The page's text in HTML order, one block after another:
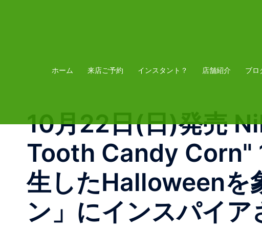
ホーム 来店ご予約 インスタント？ 店舗紹介 ブロ
10月22日(日)発売
Tooth Candy Corn"
生したHalloweenを
ン」にインスパイ